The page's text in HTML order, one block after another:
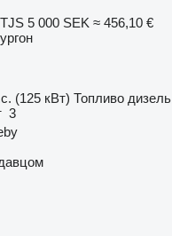
5 000 SEK ≈ 456,10 €
(125 кВт) Топливо дизель
3